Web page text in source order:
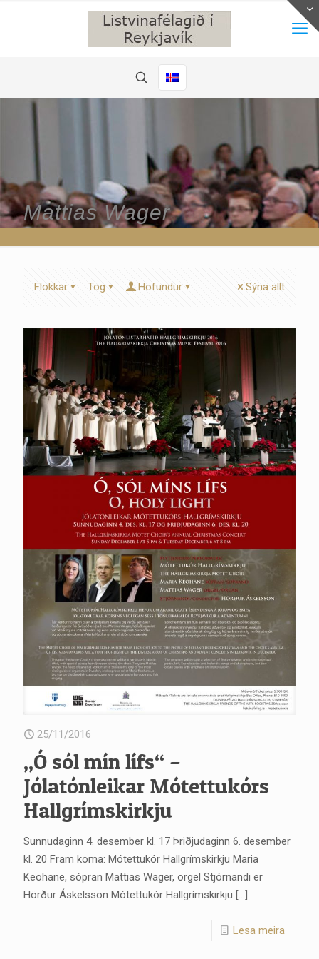
Mattias Wager
Flokkar Tög Höfundur Sýna allt
25/11/2016
„Ó sól mín lífs“ –
Jólatónleikar Mótettukórs
Hallgrímskirkju
Sunnudaginn 4. desember kl. 17 Þriðjudaginn 6. desember
kl. 20 Fram koma: Mótettukór Hallgrímskirkju Maria
Keohane, sópran Mattias Wager, orgel Stjórnandi er
Hörður Áskelsson Mótettukór Hallgrímskirkju […]
Lesa meira